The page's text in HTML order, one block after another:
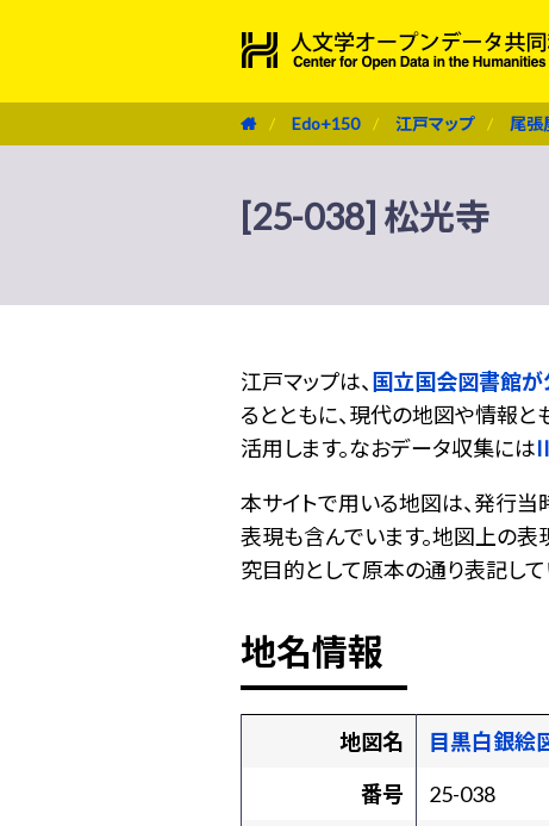
Edo+150 江戸マップ 尾張
[25-038] 松光寺
江戸マップは、 国立国会図書館が
るとともに、現代の地図や情報と
活用します。なおデータ収集には
本サイトで用いる地図は、発行
表現も含んでいます。地図上の
究目的として原本の通り表記して
地名情報
地図名
目黒白銀絵
番号
25-038